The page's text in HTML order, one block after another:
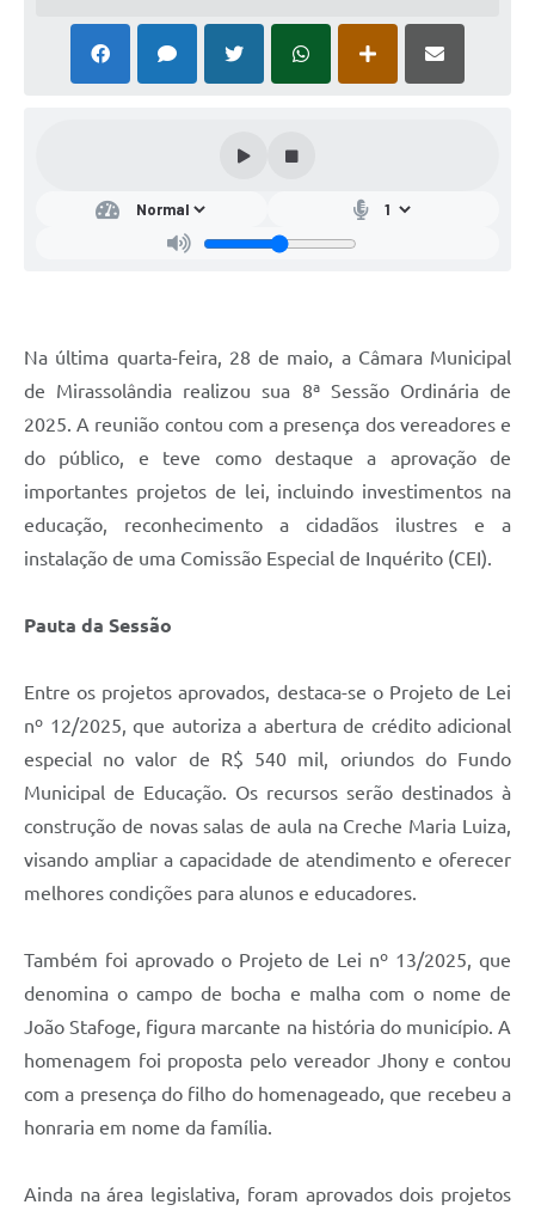
Na última quarta-feira, 28 de maio, a Câmara Municipal
de Mirassolândia realizou sua 8ª Sessão Ordinária de
2025. A reunião contou com a presença dos vereadores e
do público, e teve como destaque a aprovação de
importantes projetos de lei, incluindo investimentos na
educação, reconhecimento a cidadãos ilustres e a
instalação de uma Comissão Especial de Inquérito (CEI).
Pauta da Sessão
Entre os projetos aprovados, destaca-se o Projeto de Lei
nº 12/2025, que autoriza a abertura de crédito adicional
especial no valor de R$ 540 mil, oriundos do Fundo
Municipal de Educação. Os recursos serão destinados à
construção de novas salas de aula na Creche Maria Luiza,
visando ampliar a capacidade de atendimento e oferecer
melhores condições para alunos e educadores.
Também foi aprovado o Projeto de Lei nº 13/2025, que
denomina o campo de bocha e malha com o nome de
João Stafoge, figura marcante na história do município. A
homenagem foi proposta pelo vereador Jhony e contou
com a presença do filho do homenageado, que recebeu a
honraria em nome da família.
Ainda na área legislativa, foram aprovados dois projetos